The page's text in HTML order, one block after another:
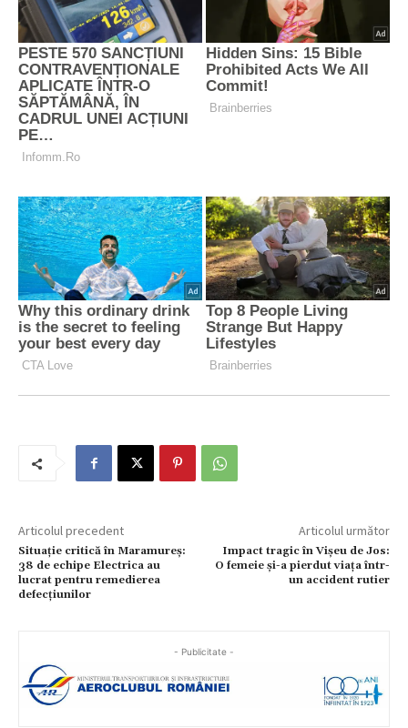
Articolul precedent
Situație critică în Maramureș:
38 de echipe Electrica au
lucrat pentru remedierea
defecțiunilor
Articolul următor
Impact tragic în Vișeu de Jos:
O femeie și-a pierdut viața într-
un accident rutier
- Publicitate -